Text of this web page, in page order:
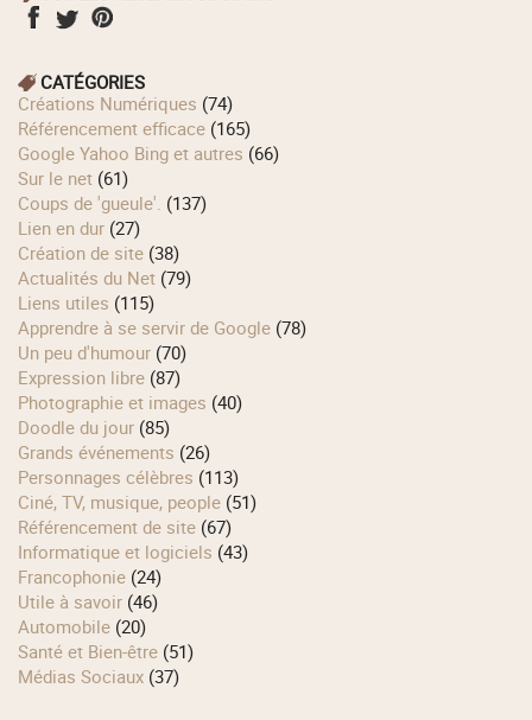
CATÉGORIES
Créations Numériques (74)
Référencement efficace (165)
Google Yahoo Bing et autres (66)
Sur le net (61)
Coups de 'gueule'. (137)
Lien en dur (27)
Création de site (38)
Actualités du Net (79)
Liens utiles (115)
Apprendre à se servir de Google (78)
Un peu d'humour (70)
Expression libre (87)
Photographie et images (40)
Doodle du jour (85)
Grands événements (26)
Personnages célèbres (113)
Ciné, TV, musique, people (51)
Référencement de site (67)
Informatique et logiciels (43)
Francophonie (24)
Utile à savoir (46)
Automobile (20)
Santé et Bien-être (51)
Médias Sociaux (37)